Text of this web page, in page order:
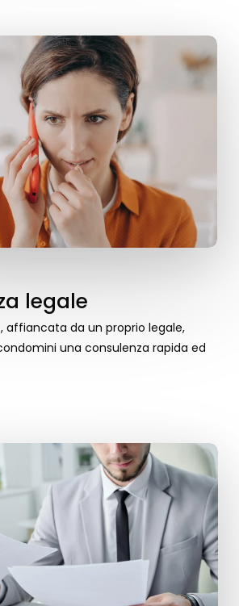
legale
affiancata da un proprio legale,
una consulenza rapida ed